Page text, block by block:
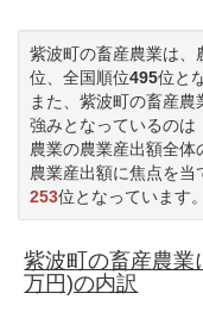
紫波町の畜産農業は、
位、全国順位495位と
また、紫波町の畜産農
強みとなっているのは
農業の農業産出額全体
農業産出額に焦点を当
253位となっています。
紫波町の畜産農業
万円)の内訳